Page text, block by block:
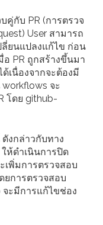
คู่กับ PR (การตรวจ
User สามารถ
ยนแปลงแก้ไข ก่อน
อ PR ถูกสร้างขึ้นมา
เนื่องจากจะต้องมี
จะ
โดย github-
งกล่าวกับทาง
ห้ดำเนินการปิด
เพิ่มการตรวจสอบ
ยการตรวจสอบ
จะมีการแก้ไขช่อง